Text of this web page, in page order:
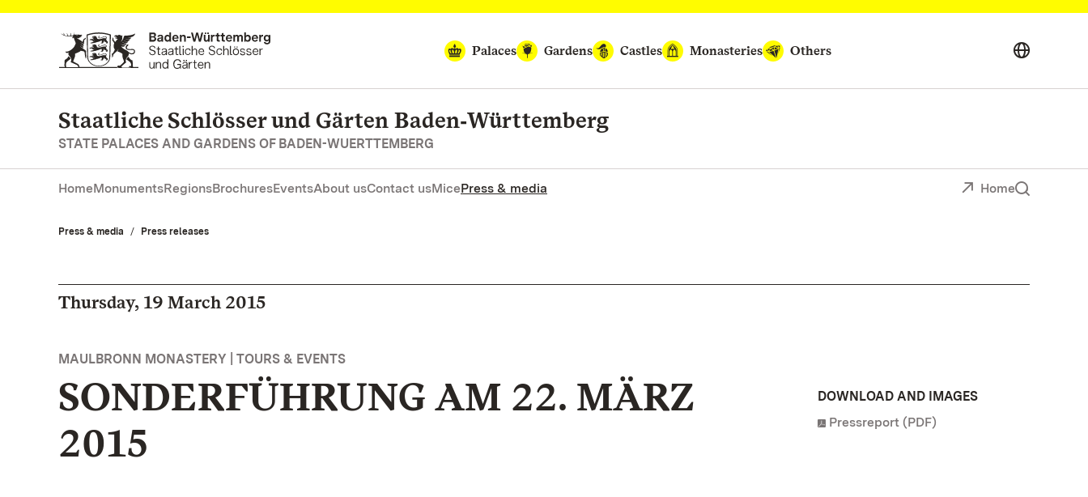
Navigate to main page
Palaces
Gardens Castles Monasteries Others
Staatliche Schlösser und Gärten Baden‑Württemberg
STATE PALACES AND GARDENS OF BADEN-WUERTTEMBERG
HomeMonumentsRegionsBrochuresEventsAbout usContact usMicePress & media Home
Press & media Press releases
Thursday, 19 March 2015
MAULBRONN MONASTERY | TOURS & EVENTS
SONDERFÜHRUNG AM 22. MÄRZ
2015
DOWNLOAD AND IMAGES
Pressreport (PDF)